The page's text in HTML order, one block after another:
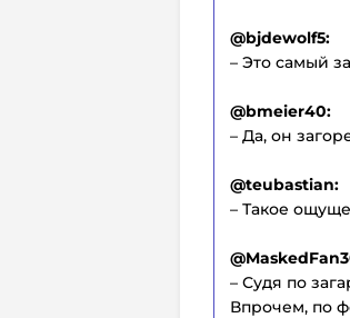
@bjdewolf5:
– Это самый
@bmeier40:
– Да, он
@teubastian:
– Такое
– Судя по
Впрочем, по